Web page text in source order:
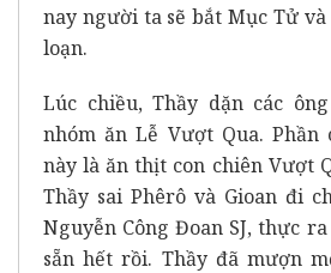
nay người ta sẽ bắt Mục Tử
loạn.
Lúc chiều, Thầy dặn các
nhóm ăn Lễ Vượt Qua. Phần
này là ăn thịt con chiên Vượt
Thầy sai Phêrô và Gioan đi
Nguyễn Công Đoan SJ, thực
sẵn hết rồi. Thầy đã mượn